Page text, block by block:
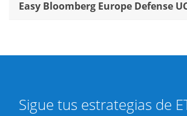
Easy Bloomberg Europe Defense
Sigue tus estrategias de